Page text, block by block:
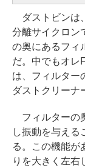
ダストビンは
分離サイクロン
の奥にあるフィ
だ。中でもオレ
は、フィルター
ダストクリーナ
フィルターの
し振動を与える
る。この機能が
りを大きく左右